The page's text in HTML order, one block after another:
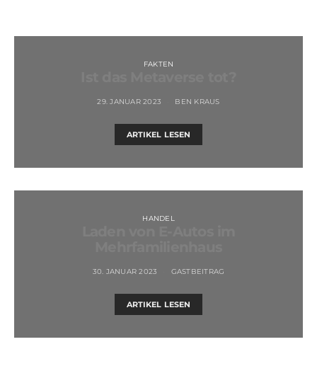
FAKTEN
29. JANUAR 2023 BEN KRAUS
ARTIKEL LESEN
HANDEL
30. JANUAR 2023 GASTBEITRAG
ARTIKEL LESEN